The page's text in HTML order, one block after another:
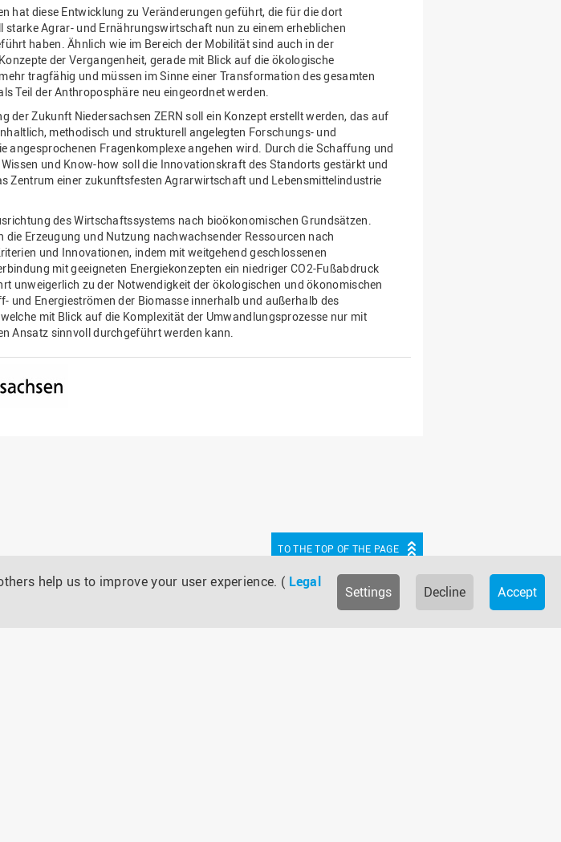
help us to improve your user experience. ( Legal
Settings Decline Accept
hat diese Entwicklung zu Veränderungen geführt, die für die dort
starke Agrar- und Ernährungswirtschaft nun zu einem erheblichen
haben. Ähnlich wie im Bereich der Mobilität sind auch in der
der Vergangenheit, gerade mit Blick auf die ökologische
tragfähig und müssen im Sinne einer Transformation des gesamten
Teil der Anthroposphäre neu eingeordnet werden.
der Zukunft Niedersachsen ZERN soll ein Konzept erstellt werden, das auf
methodisch und strukturell angelegten Forschungs- und
angesprochenen Fragenkomplexe angehen wird. Durch die Schaffung und
und Know-how soll die Innovationskraft des Standorts gestärkt und
Zentrum einer zukunftsfesten Agrarwirtschaft und Lebensmittelindustrie
des Wirtschaftssystems nach bioökonomischen Grundsätzen.
die Erzeugung und Nutzung nachwachsender Ressourcen nach
und Innovationen, indem mit weitgehend geschlossenen
mit geeigneten Energiekonzepten ein niedriger CO2-Fußabdruck
unweigerlich zu der Notwendigkeit der ökologischen und ökonomischen
und Energieströmen der Biomasse innerhalb und außerhalb des
mit Blick auf die Komplexität der Umwandlungsprozesse nur mit
Ansatz sinnvoll durchgeführt werden kann.
TO THE TOP OF THE PAGE